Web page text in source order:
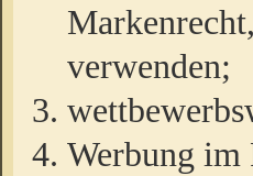
verwenden;
Werbung im